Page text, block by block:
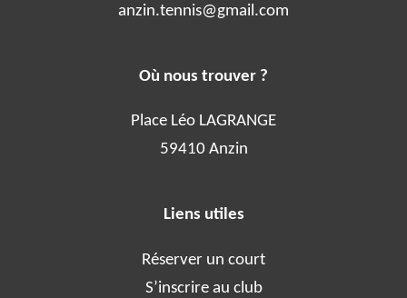
anzin.tennis@gmail.com
Où nous trouver ?
Place Léo LAGRANGE
59410 Anzin
Liens utiles
Réserver un court
S’inscrire au club